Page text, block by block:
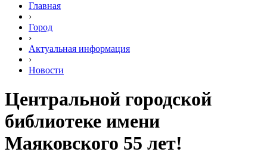
Главная
›
Город
›
Актуальная информация
›
Новости
Центральной городской
библиотеке имени
Маяковского 55 лет!